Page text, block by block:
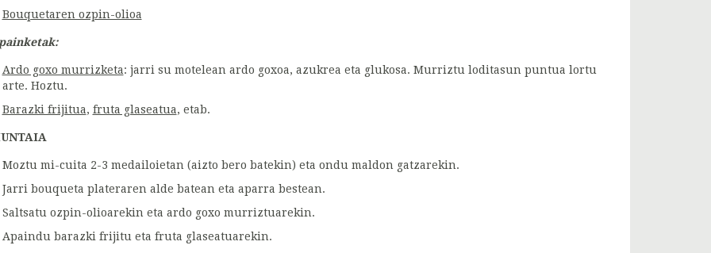
Bouquetaren ozpin-olioa
Ardo goxo murrizketa: jarri su motelean ardo goxoa, azukrea eta glukosa. Murriztu loditasun puntua lortu
arte. Hoztu.
Barazki frijitua, fruta glaseatua, etab.
Moztu mi-cuita 2-3 medailoietan (aizto bero batekin) eta ondu maldon gatzarekin.
Jarri bouqueta plateraren alde batean eta aparra bestean.
Saltsatu ozpin-olioarekin eta ardo goxo murriztuarekin.
Apaindu barazki frijitu eta fruta glaseatuarekin.